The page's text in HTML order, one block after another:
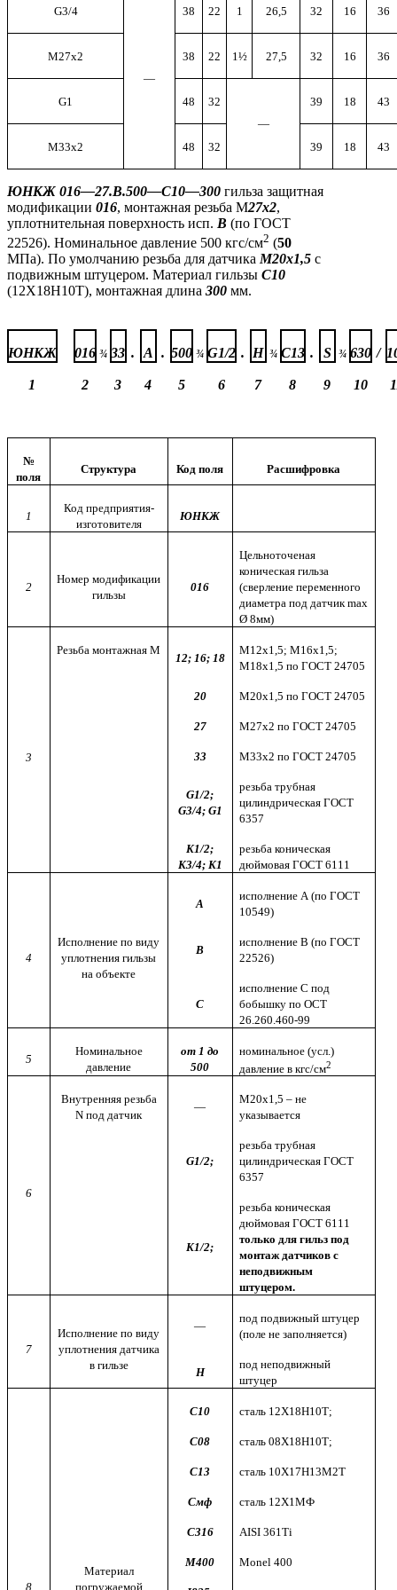
G3/4
—
38 22 1 26,5 32 16 36
М27х2 38 22 1½ 27,5 32 16 36
G1 48
32
—
39 18 43
М33х2 48 32 39 18 43
ЮНКЖ 016—27.В.500—C10—300 гильза защитная
модификации 016, монтажная резьба М27х2,
уплотнительная поверхность исп. В (по ГОСТ
22526). Номинальное давление 500 кгс/см2 (50
МПа). По умолчанию резьба для датчика М20х1,5 с
подвижным штуцером. Материал гильзы С10
(12Х18Н10Т), монтажная длина 300 мм.
ЮНКЖ 016 ¾ 33 . А . 500 ¾ G1/2 . Н ¾ С13 . S ¾ 630 /
1 2 3 4 5 6 7 8 9 10
№
поля
Структура Код поля Расшифровка
1
Код предприятия-
изготовителя
ЮНКЖ
2
Номер модификации
гильзы
016
Цельноточеная
коническая гильза
(сверление переменного
диаметра под датчик max
Ø 8мм)
3
Резьба монтажнаяM
12; 16; 18
М12х1,5; М16х1,5;
М18х1,5 по ГОСТ 24705
20 М20х1,5 по ГОСТ 24705
27 М27х2 по ГОСТ 24705
33 М33х2 по ГОСТ 24705
G1/2;
G3/4; G1
резьба трубная
цилиндрическая ГОСТ
6357
K1/2;
K3/4; K1
резьба коническая
дюймовая ГОСТ 6111
4
Исполнение по виду
уплотнения гильзы
на объекте
A
исполнение A(по ГОСТ
10549)
B
исполнение B (по ГОСТ
22526)
C
исполнение C под
бобышку по ОСТ
26.260.460-99
5
Номинальное
давление
от 1 до
500
номинальное (усл.)
давление в кгс/см2
6
Внутренняя резьба
N под датчик
—
М20х1,5 – не
указывается
G1/2;
резьба трубная
цилиндрическая ГОСТ
6357
K1/2;
резьба коническая
дюймовая ГОСТ 6111
только для гильз под
монтаж датчиков с
неподвижным
штуцером.
7
Исполнение по виду
уплотнения датчика
в гильзе
—
под подвижный штуцер
(поле не заполняется)
Н
под неподвижный
штуцер
8
Материал
погружаемой
С10 сталь 12Х18Н10Т;
С08 сталь 08Х18Н10Т;
С13 сталь 10Х17Н13М2Т
Смф сталь 12Х1МФ
С316 AISI 361Ti
М400 Monel 400